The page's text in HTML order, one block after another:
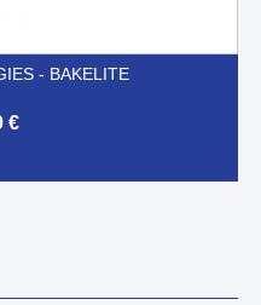
- BAKELITE
€